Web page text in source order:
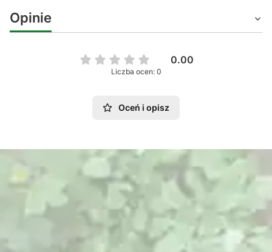
Opinie
0.00
Liczba ocen: 0
Oceń i opisz